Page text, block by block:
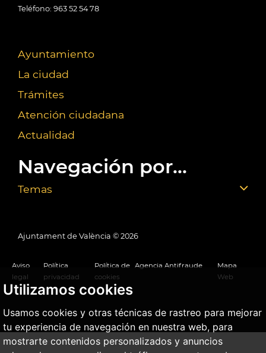
Utilizamos cookies
Usamos cookies y otras técnicas de rastreo para mejorar
tu experiencia de navegación en nuestra web, para
mostrarte contenidos personalizados y anuncios
Teléfono: 963 52 54 78
Ayuntamiento
La ciudad
Trámites
Atención ciudadana
Actualidad
Navegación por...
Temas
Ajuntament de València © 2026
Aviso
legal
Política
privacidad
Política de
cookies
Agencia Antifraude
Mapa
Web